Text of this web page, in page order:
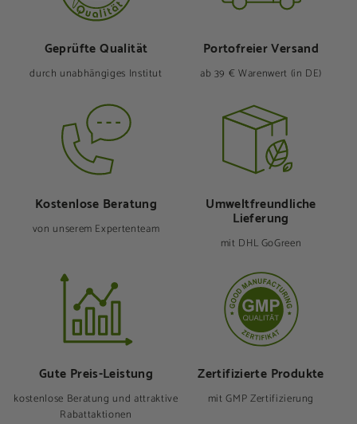
Geprüfte Qualität
durch unabhängiges Institut
Portofreier Versand
ab 39 € Warenwert (in DE)
Kostenlose Beratung
von unserem Expertenteam
Umweltfreund­liche
Lieferung
mit DHL GoGreen
Gute Preis-Leistung
kostenlose Beratung und attraktive
Rabattaktionen
Zertifizierte Produkte
mit GMP Zertifizierung